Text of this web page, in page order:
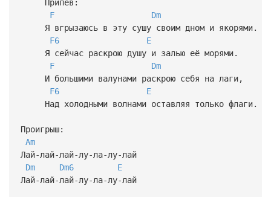
Припев:
F
Dm
Я вгрызаюсь в эту сушу своим дном и якорями.
F6
E
Я сейчас раскрою душу и залью её морями.
F
Dm
И большими валунами раскрою себя на лаги,
F6
E
Над холодными волнами оставляя только флаги.
Проигрыш:
Am
Лай-лай-лай-лу-ла-лу-лай
Dm
Dm6
E
Лай-лай-лай-лу-ла-лу-лай